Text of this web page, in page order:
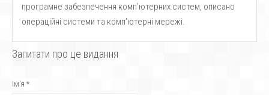
програмне забезпечення комп’ютерних систем, описано
операційні системи та комп’ютерні мережі.
Запитати про це видання
Ім’я *